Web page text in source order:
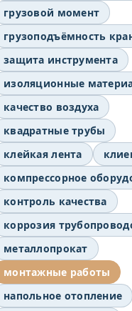
грузовой момент
грузоподъёмность
защита инструмента
изоляционные
качество воздуха
квадратные трубы
клейкая лента
компрессорное
контроль качества
коррозия
металлопрокат
монтажные работы
напольное отопление